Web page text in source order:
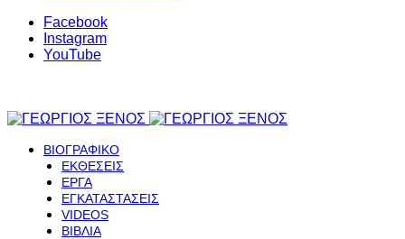
Facebook
Instagram
YouTube
ΒΙΟΓΡΑΦΙΚΟ
ΕΚΘΕΣΕΙΣ
ΕΡΓΑ
ΕΓΚΑΤΑΣΤΑΣΕΙΣ
VIDEOS
ΒΙΒΛΙΑ